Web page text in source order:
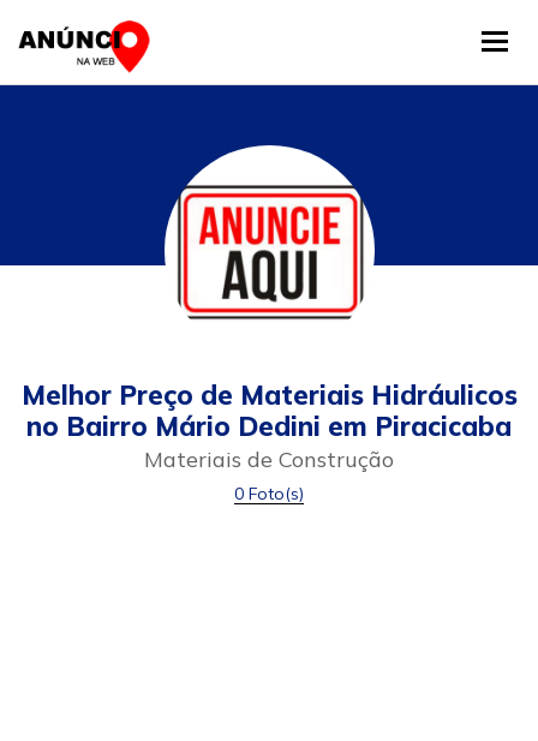
Melhor Preço de Materiais Hidráulicos
no Bairro Mário Dedini em Piracicaba
Materiais de Construção
0 Foto(s)